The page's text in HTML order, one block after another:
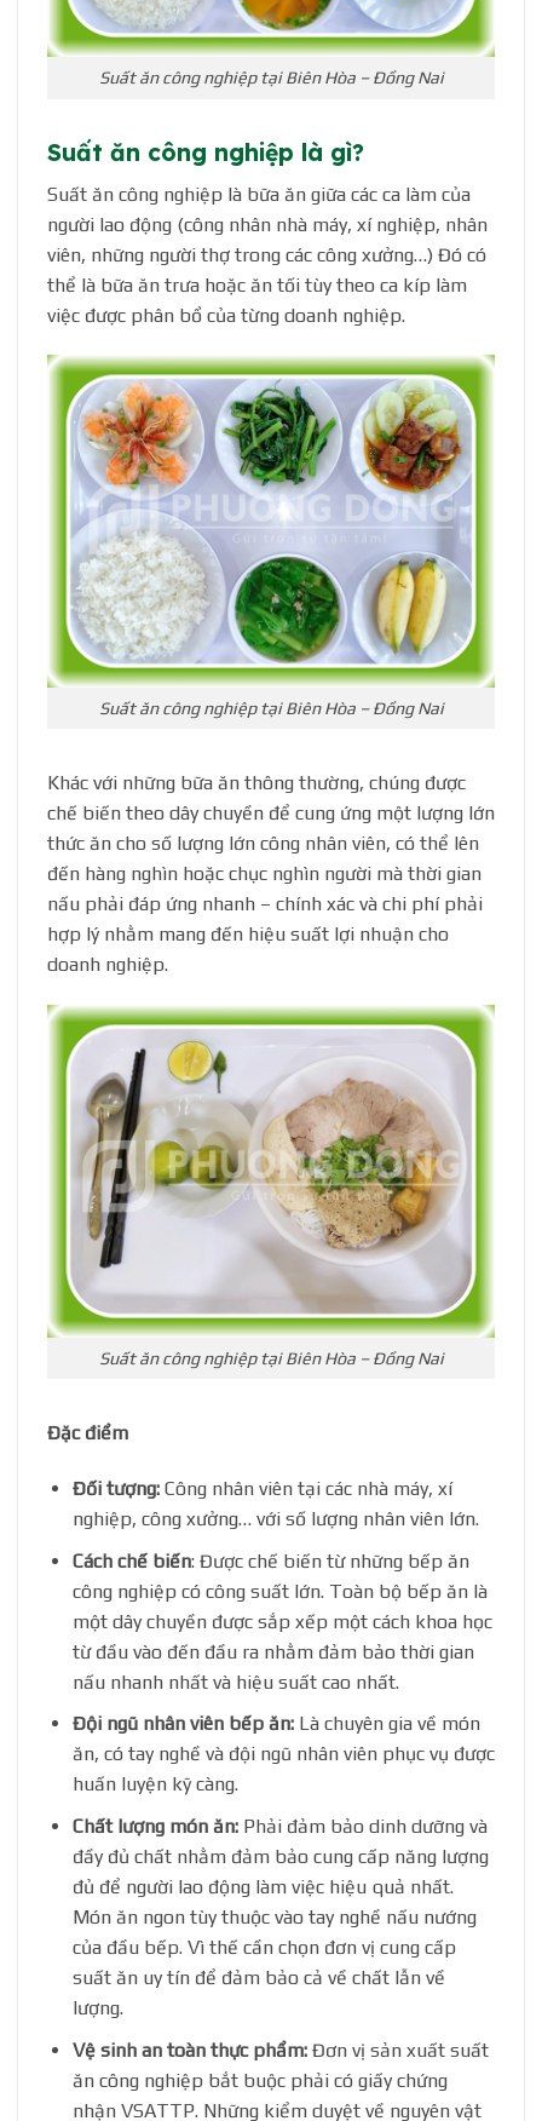
Suất ăn công nghiệp tại Biên Hòa – Đồng Nai
Suất ăn công nghiệp là gì?
Suất ăn công nghiệp là bữa ăn giữa các ca làm của
người lao động (công nhân nhà máy, xí nghiệp, nhân
viên, những người thợ trong các công xưởng…) Đó có
thể là bữa ăn trưa hoặc ăn tối tùy theo ca kíp làm
việc được phân bổ của từng doanh nghiệp.
Suất ăn công nghiệp tại Biên Hòa – Đồng Nai
Khác với những bữa ăn thông thường, chúng được
chế biến theo dây chuyền để cung ứng một lượng lớn
thức ăn cho số lượng lớn công nhân viên, có thể lên
đến hàng nghìn hoặc chục nghìn người mà thời gian
nấu phải đáp ứng nhanh – chính xác và chi phí phải
hợp lý nhằm mang đến hiệu suất lợi nhuận cho
doanh nghiệp.
Suất ăn công nghiệp tại Biên Hòa – Đồng Nai
Đặc điểm
Đối tượng:Công nhân viên tại các nhà máy, xí
nghiệp, công xưởng… với số lượng nhân viên lớn.
Cách chế biến: Được chế biến từ những bếp ăn
công nghiệp có công suất lớn. Toàn bộ bếp ăn là
một dây chuyền được sắp xếp một cách khoa học
từ đầu vào đến đầu ra nhằm đảm bảo thời gian
nấu nhanh nhất và hiệu suất cao nhất.
Đội ngũ nhân viên bếp ăn:Là chuyên gia về món
ăn, có tay nghề và đội ngũ nhân viên phục vụ được
huấn luyện kỹ càng.
Chất lượng món ăn:Phải đảm bảo dinh dưỡng và
đầy đủ chất nhằm đảm bảo cung cấp năng lượng
đủ để người lao động làm việc hiệu quả nhất.
Món ăn ngon tùy thuộc vào tay nghề nấu nướng
của đầu bếp. Vì thế cần chọn đơn vị cung cấp
suất ăn uy tín để đảm bảo cả về chất lẫn về
lượng.
Vệ sinh an toàn thực phẩm:Đơn vị sản xuất suất
ăn công nghiệp bắt buộc phải có giấy chứng
nhận VSATTP. Những kiểm duyệt về nguyên vật